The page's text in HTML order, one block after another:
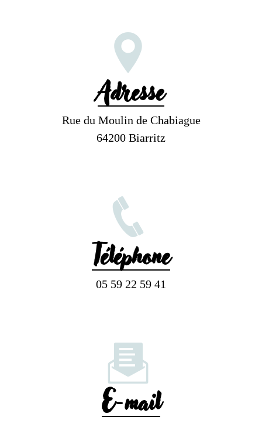
Adresse
Rue du Moulin de Chabiague
64200 Biarritz
Téléphone
05 59 22 59 41
E-mail